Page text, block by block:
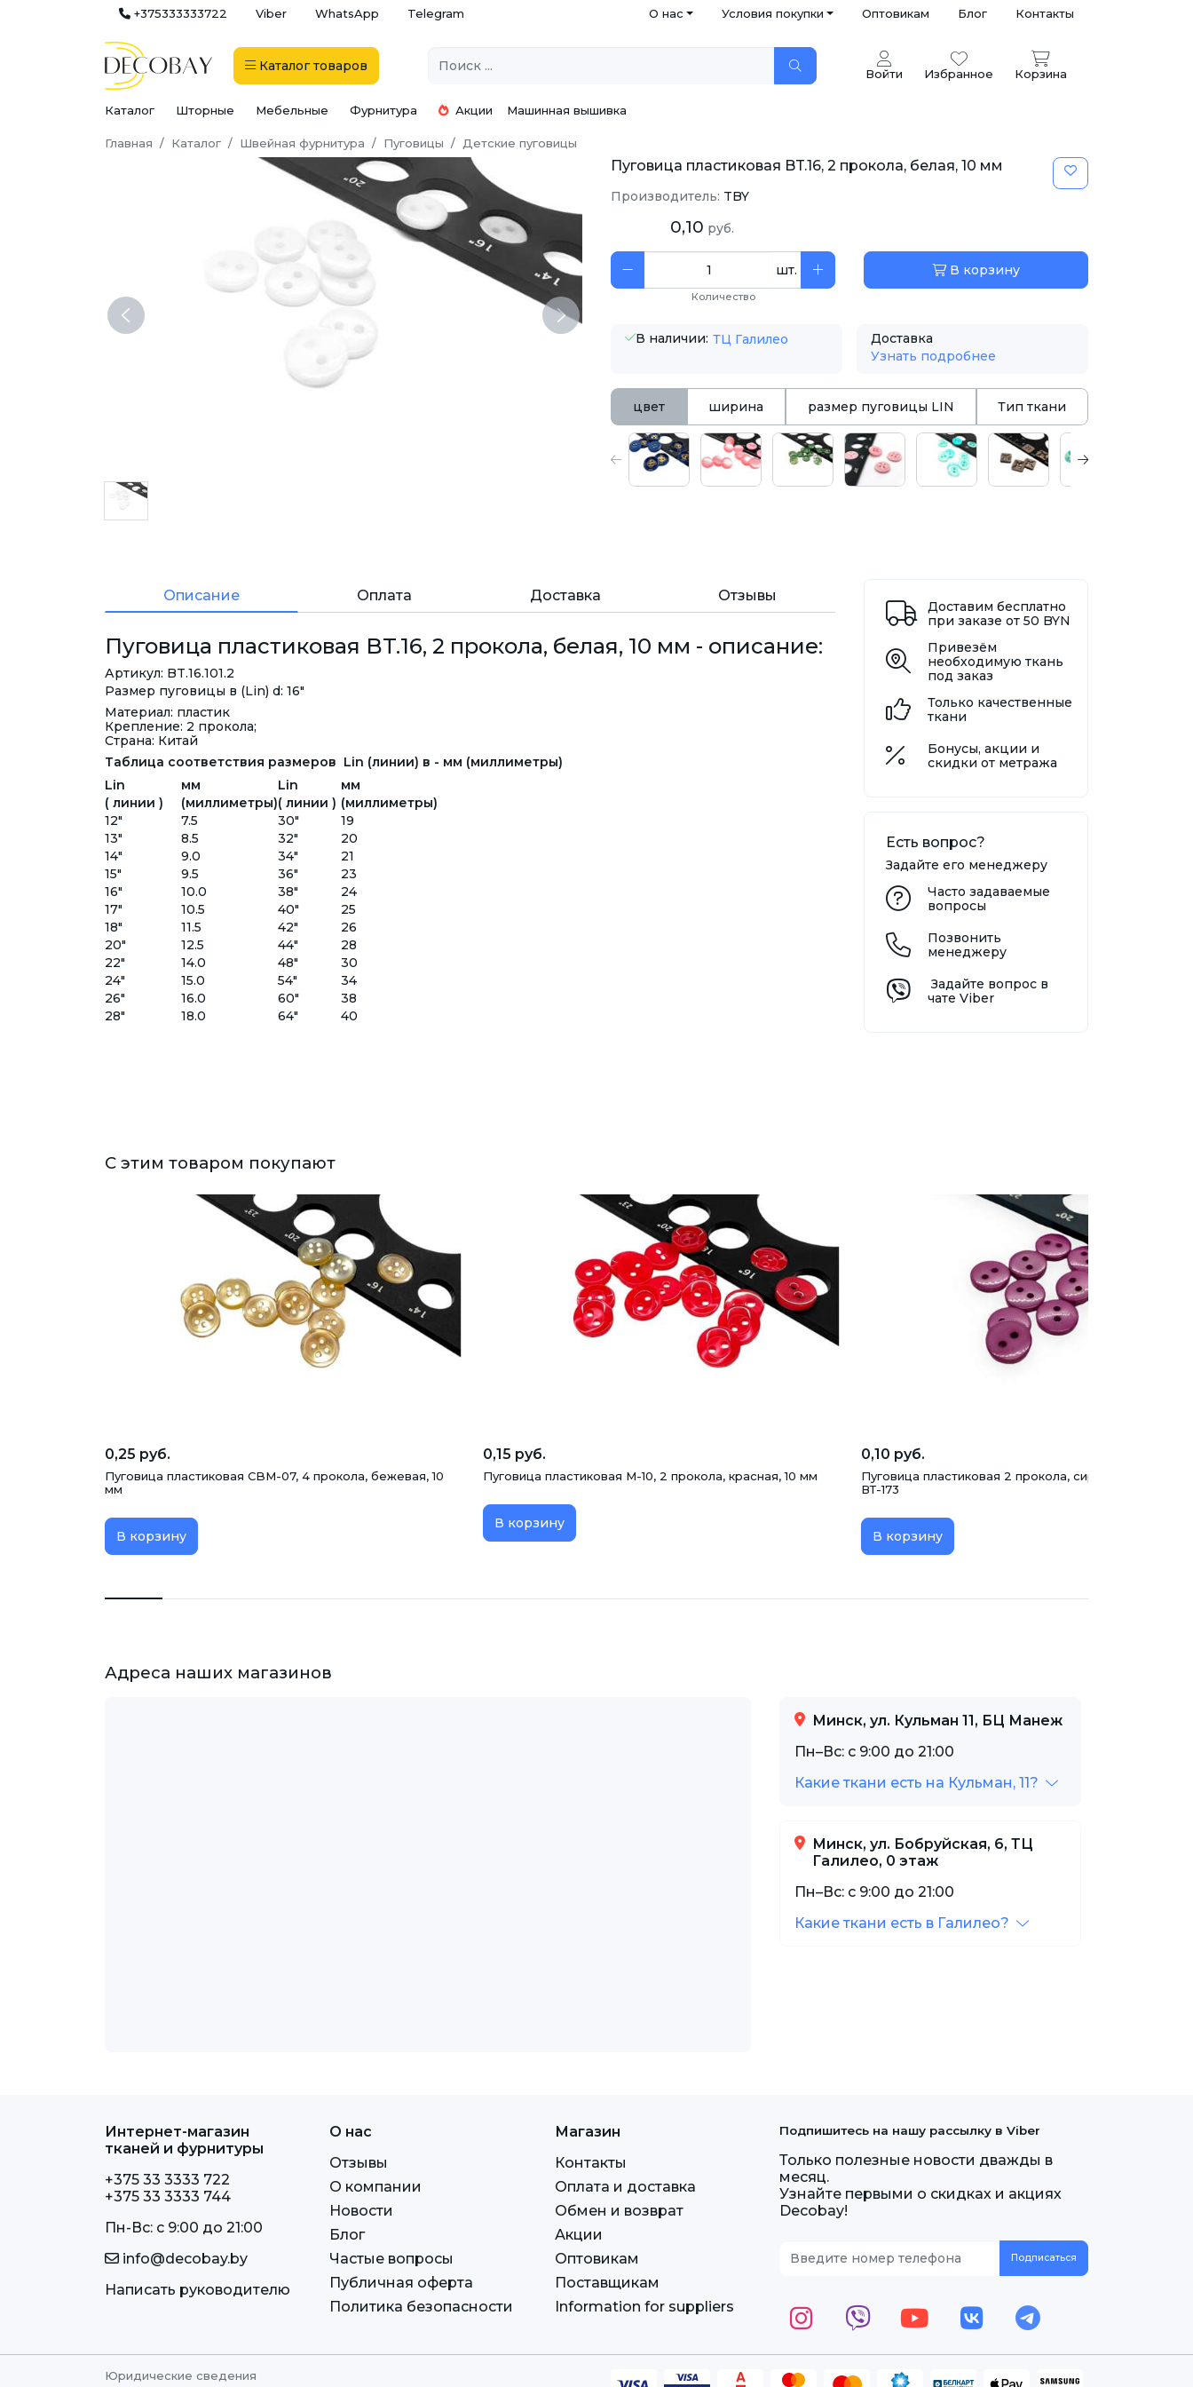
+375333333722 Viber WhatsApp Telegram О нас Условия покупки Оптовикам Блог Контакты
Каталог товаров Войти Избранное Корзина
Каталог Шторные Мебельные Фурнитура Акции Машинная вышивка
Главная Каталог Швейная фурнитура Пуговицы Детские пуговицы
Previous Next
Пуговица пластиковая BT.16, 2 прокола, белая, 10 мм
Производитель: TBY
0,10 руб.
шт.
Количество
В корзину
В наличии: ТЦ Галилео
Доставка
Узнать подробнее
цвет ширина размер пуговицы LIN Тип ткани
Описание Оплата Доставка Отзывы
Пуговица пластиковая BT.16, 2 прокола, белая, 10 мм - описание:
Артикул: BT.16.101.2
Размер пуговицы в (Lin) d: 16"
Материал: пластик
Крепление: 2 прокола;
Страна: Китай
Таблица соответствия размеров Lin (линии) в - мм (миллиметры)
Lin
мм Lin
мм
( линии )
(миллиметры)( линии ) (миллиметры)
12"
7.5 30"
19
13"
8.5 32"
20
14"
9.0 34"
21
15"
9.5 36"
23
16"
10.0 38"
24
17"
10.5 40"
25
18"
11.5 42"
26
20"
12.5 44"
28
22"
14.0 48"
30
24"
15.0 54"
34
26"
16.0 60"
38
28"
18.0 64" 40
Доставим бесплатно
при заказе от 50 BYN
Привезём
необходимую ткань
под заказ
Только качественные
ткани
Бонусы, акции и
скидки от метража
Есть вопрос?
Задайте его менеджеру
Часто задаваемые
вопросы
Позвонить
менеджеру
Задайте вопрос в
чате Viber
С этим товаром покупают
0,25 руб.
Пуговица пластиковая CBM-07, 4 прокола, бежевая, 10
мм
В корзину
0,15 руб.
Пуговица пластиковая M-10, 2 прокола, красная, 10 мм
В корзину
0,10 руб.
Пуговица пластиковая 2 прокола, сиреневая, 10 мм,
ВТ-173
В корзину
Адреса наших магазинов
Минск, ул. Кульман 11, БЦ Манеж
Пн–Вс: с 9:00 до 21:00
Какие ткани есть на Кульман, 11?
Минск, ул. Бобруйская, 6, ТЦ
Галилео, 0 этаж
Пн–Вс: с 9:00 до 21:00
Какие ткани есть в Галилео?
Интернет-магазин
тканей и фурнитуры
+375 33 3333 722
+375 33 3333 744
Пн-Вс: c 9:00 до 21:00
info@decobay.by
Написать руководителю
О нас
Отзывы
О компании
Новости
Блог
Частые вопросы
Публичная оферта
Политика безопасности
Магазин
Контакты
Оплата и доставка
Обмен и возврат
Акции
Оптовикам
Поставщикам
Information for suppliers
Подпишитесь на нашу рассылку в Viber
Только полезные новости дважды в
месяц.
Узнайте первыми о скидках и акциях
Decobay!
Юридические сведения